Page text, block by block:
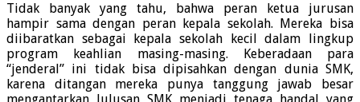
Tidak banyak yang tahu, bahwa peran ketua jurusan
hampir sama dengan peran kepala sekolah. Mereka bisa
diibaratkan sebagai kepala sekolah kecil dalam lingkup
program keahlian masing-masing. Keberadaan para
“jenderal” ini tidak bisa dipisahkan dengan dunia SMK,
karena ditangan mereka punya tanggung jawab besar